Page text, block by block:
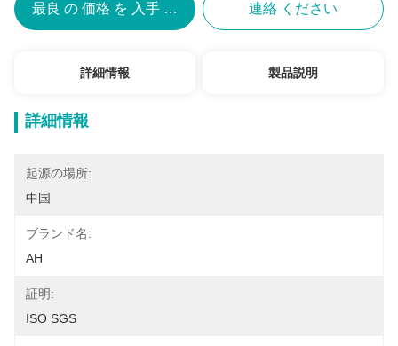
最良 の 価格 を 入手 する 連絡 ください
詳細情報 製品説明
詳細情報
起源の場所:
中国
ブランド名:
AH
証明:
ISO SGS